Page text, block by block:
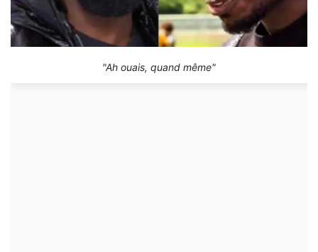
"Ah ouais, quand même"